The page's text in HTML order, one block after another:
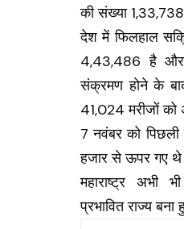
की संख्या
देश में फिलहाल
4,43,486 है
संक्रमण होने के
41,024 मरीजों
7 नवंबर को
हजार से ऊपर गए
महाराष्ट्र अभी
प्रभावित राज्य